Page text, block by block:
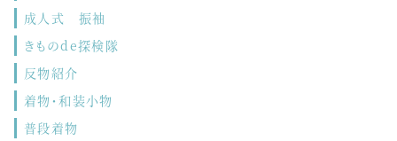
成人式 振袖
きものde探検隊
反物紹介
着物・和装小物
普段着物